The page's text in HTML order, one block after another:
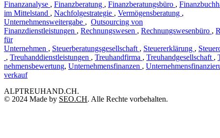
Finanzanalyse , Finanzberatung , Finanzberatungsbüro ,
im Mittelstand , Nachfolgestrategie , Vermögensberatung ,
Unternehmensweitergabe , Outsourcing von
Finanzdienstleistungen , Rechnungswesen , Rechnungswesenbüro ,
für
Unternehmen , Steuerberatungsgesellschaft , Steuererklärung ,
, Treuhanddienstleistungen , Treuhandfirma , Treuhandgesellschaft ,
nehmensbewertung, Unternehmensfinanzen ,
verkauf
ALPTREUHAND.CH.
© 2024 Made by SEO.CH. Alle Rechte vorbehalten.